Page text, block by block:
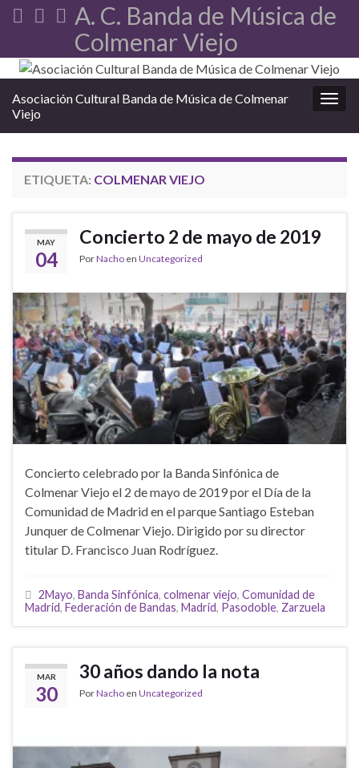
A. C. Banda de Música de
Colmenar Viejo
Asociación Cultural Banda de Música de Colmenar
Viejo
ETIQUETA: COLMENAR VIEJO
MAY
04
Concierto 2 de mayo de 2019
PorNacho en Uncategorized
Concierto celebrado por la Banda Sinfónica de
Colmenar Viejo el 2 de mayo de 2019 por el Día de la
Comunidad de Madrid en el parque Santiago Esteban
Junquer de Colmenar Viejo. Dirigido por su director
titular D. Francisco Juan Rodríguez.
2Mayo, Banda Sinfónica, colmenar viejo, Comunidad de
Madrid, Federación de Bandas, Madrid, Pasodoble, Zarzuela
MAR
30
30 años dando la nota
PorNacho en Uncategorized